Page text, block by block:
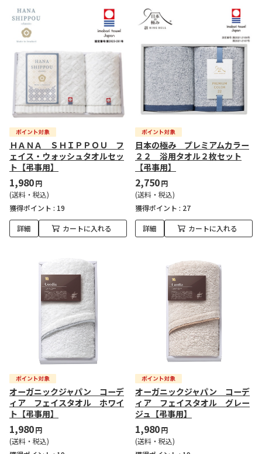
ＨＡＮＡ ＳＨＩＰＰＯＵ フ
ェイス・ウォッシュタオルセッ
ト【弔事用】
1,980円
(送料・税込)
獲得ポイント : 19
詳細 カートに入れる
日本の極み プレミアムカラー
２２ 浴用タオル２枚セット
【弔事用】
2,750円
(送料・税込)
獲得ポイント : 27
詳細 カートに入れる
オーガニックジャパン コーデ
ィア フェイスタオル ホワイ
ト【弔事用】
1,980円
(送料・税込)
オーガニックジャパン コーデ
ィア フェイスタオル グレー
ジュ【弔事用】
1,980円
(送料・税込)